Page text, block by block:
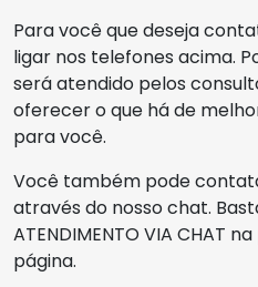
Para você que deseja
ligar nos telefones acima.
será atendido pelos
oferecer o que há de
para você.
Você também pode
através do nosso chat.
ATENDIMENTO VIA CHAT
página.